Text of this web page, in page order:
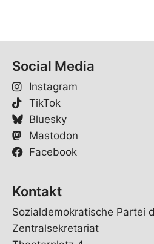
Social Media
Instagram
TikTok
Bluesky
Mastodon
Facebook
Kontakt
Sozialdemokratische Partei
Zentralsekretariat